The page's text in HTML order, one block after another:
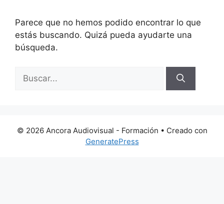
Parece que no hemos podido encontrar lo que
estás buscando. Quizá pueda ayudarte una
búsqueda.
© 2026 Ancora Audiovisual - Formación • Creado con
GeneratePress